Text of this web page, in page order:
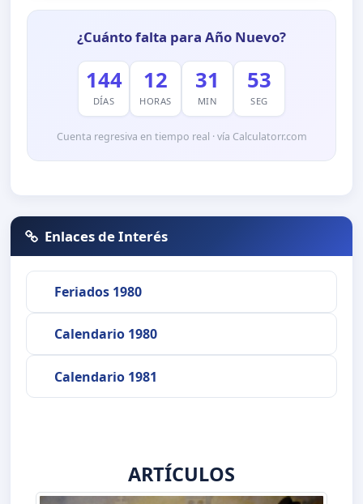
¿Cuánto falta para Año Nuevo?
144
DÍAS
12
HORAS
31
MIN
53
SEG
Cuenta regresiva en tiempo real · vía Calculatorr.com
Enlaces de Interés
Feriados 1980
Calendario 1980
Calendario 1981
ARTÍCULOS